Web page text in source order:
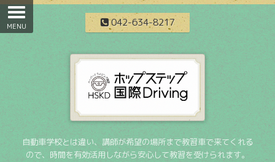
042-634-8217
自動車学校とは違い、講師が希望の場所まで教習車で来てくれる
ので、時間を有効活用しながら安心して教習を受けられます。